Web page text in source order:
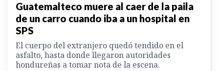
Guatemalteco muere al caer de la paila
de un carro cuando iba a un hospital en
SPS
El cuerpo del extranjero quedó tendido en el
asfalto, hasta donde llegaron autoridades
hondureñas a tomar nota de la escena.